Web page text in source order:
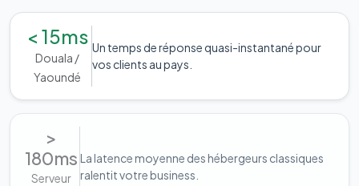
< 15ms
Douala /
Yaoundé
Un temps de réponse quasi-instantané pour
vos clients au pays.
>
180ms
Serveur
La latence moyenne des hébergeurs classiques
ralentit votre business.